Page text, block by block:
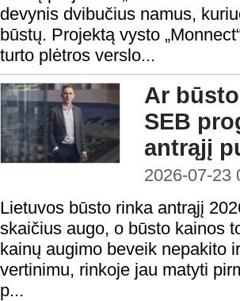
devynis dvibučius namus,
būstų. Projektą vysto
turto plėtros verslo...
Ar
SEB
antrąjį
2026-07-23
Lietuvos būsto rinka antrąjį
skaičius augo, o būsto kainos
kainų augimo beveik nepakito
vertinimu, rinkoje jau matyti
p...